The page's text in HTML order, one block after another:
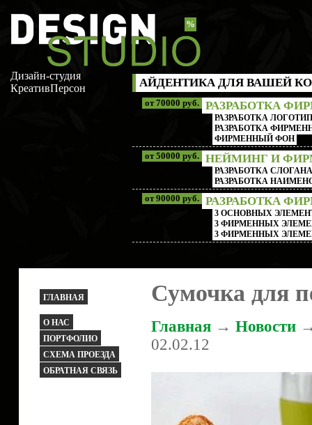
Дизайн-студия
КреативПерсон
%
АЙДЕНТИКА ДЛЯ ВАШЕЙ
РАЗРАБОТКА
РАЗРАБОТКА
РАЗРАБОТКА
ФИРМЕННЫЙ ФОН
от 70000 руб.
НЕЙМИНГ И
РАЗРАБОТКА
РАЗРАБОТКА
от 50000 руб.
РАЗРАБОТКА
3 ОСНОВНЫХ
3 ФИРМЕННЫХ
3 ФИРМЕННЫХ
от 90000 руб.
ГЛАВНАЯ
О НАС
ПОРТФОЛИО
СХЕМА ПРОЕЗДА
ОБРАТНАЯ СВЯЗЬ
Сумочка для
Главная → Новости
02.02.12